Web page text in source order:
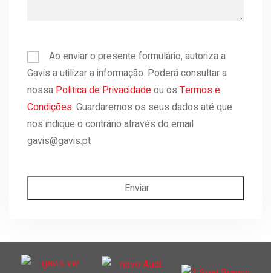
Ao enviar o presente formulário, autoriza a
Gavis a utilizar a informação. Poderá consultar a
nossa Politica de Privacidadeou os Termos e
Condições. Guardaremos os seus dados até que
nos indique o contrário através do email
gavis@gavis.pt